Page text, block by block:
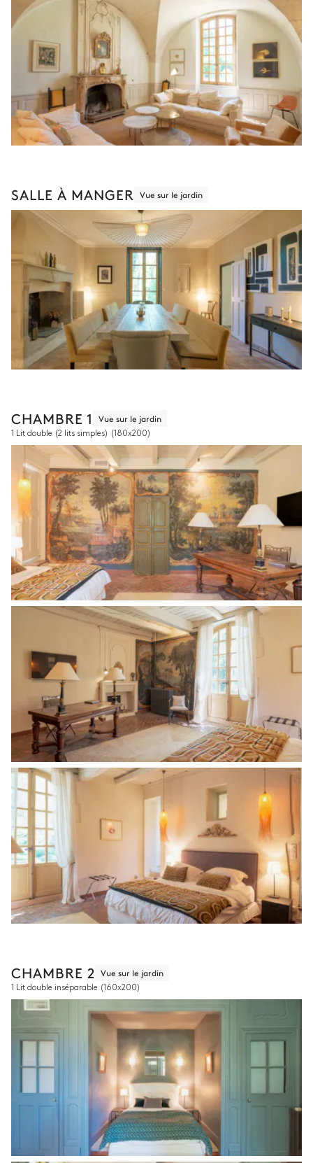
SALLE À MANGER Vue sur le jardin
CHAMBRE 1 Vue sur le jardin
1 Lit double (2 lits simples) (180x200)
CHAMBRE 2 Vue sur le jardin
1 Lit double inséparable (160x200)